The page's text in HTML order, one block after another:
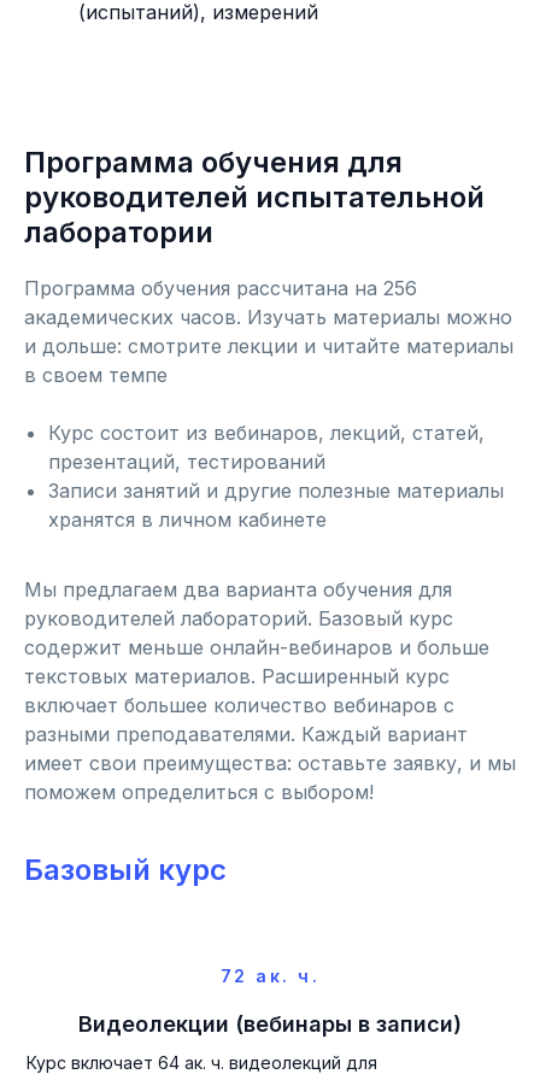
(испытаний), измерений
Программа обучения для
руководителей испытательной
лаборатории
Программа обучения рассчитана на 256
академических часов. Изучать материалы можно
и дольше: смотрите лекции и читайте материалы
в своем темпе
Курс состоит из вебинаров, лекций, статей,
презентаций, тестирований
Записи занятий и другие полезные материалы
хранятся в личном кабинете
Мы предлагаем два варианта обучения для
руководителей лабораторий. Базовый курс
содержит меньше онлайн-вебинаров и больше
текстовых материалов. Расширенный курс
включает большее количество вебинаров с
разными преподавателями. Каждый вариант
имеет свои преимущества: оставьте заявку, и мы
поможем определиться с выбором!
Базовый курс
72 ак. ч.
Видеолекции (вебинары в записи)
Курс включает 64 ак. ч. видеолекций для